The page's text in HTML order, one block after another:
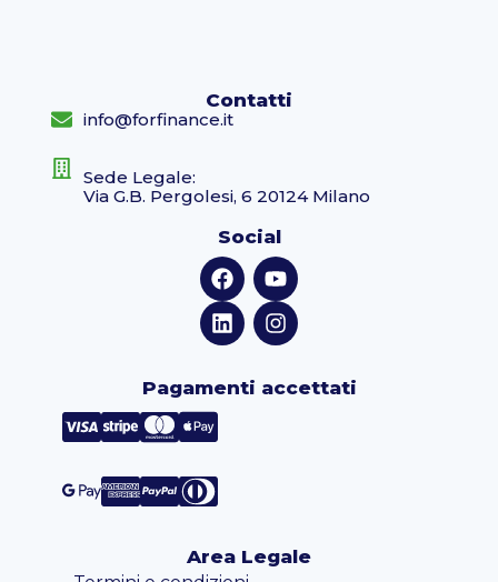
Contatti
info@forfinance.it
Sede Legale:
Via G.B. Pergolesi, 6 20124 Milano
Social
Pagamenti accettati
Area Legale